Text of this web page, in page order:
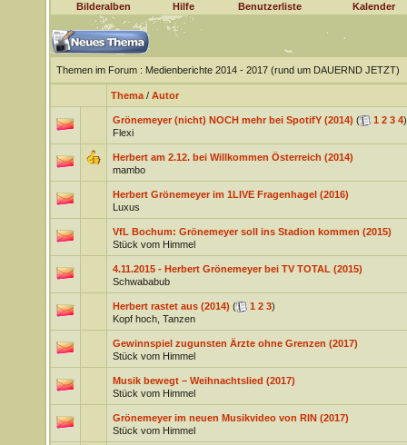
Bilderalben Hilfe Benutzerliste Kalender
Themen im Forum: Medienberichte 2014 - 2017 (rund um DAUERND JETZT)
Thema/ Autor
Grönemeyer (nicht) NOCH mehr bei SpotifY (2014) ( 1 2 3 4)
Flexi
Herbert am 2.12. bei Willkommen Österreich (2014)
mambo
Herbert Grönemeyer im 1LIVE Fragenhagel (2016)
Luxus
VfL Bochum: Grönemeyer soll ins Stadion kommen (2015)
Stück vom Himmel
4.11.2015 - Herbert Grönemeyer bei TV TOTAL (2015)
Schwababub
Herbert rastet aus (2014) ( 1 2 3)
Kopf hoch, Tanzen
Gewinnspiel zugunsten Ärzte ohne Grenzen (2017)
Stück vom Himmel
Musik bewegt – Weihnachtslied (2017)
Stück vom Himmel
Grönemeyer im neuen Musikvideo von RIN (2017)
Stück vom Himmel